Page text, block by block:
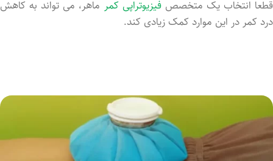
قطعا انتخاب یک متخصصفیزیوتراپی کمر ماهر، می تواند به کاهش
درد کمر در این موارد کمک زیادی کند.